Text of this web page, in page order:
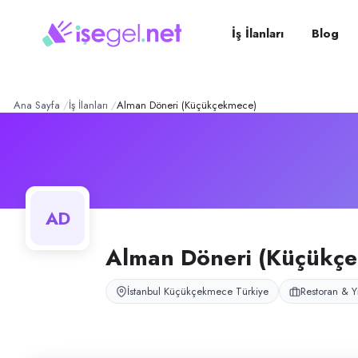
Döneri
Alman Döneri, İstanbul Küçükçekmece'de yeni açılacak döner
pozisyonlar
Servis Elemanı
İş İlanları Blog
Ana Sayfa İş İlanları Alman Döneri (Küçükçekmece)
AD
Alman Döneri
İstanbul Küçükçekmece Türkiye Restoran &